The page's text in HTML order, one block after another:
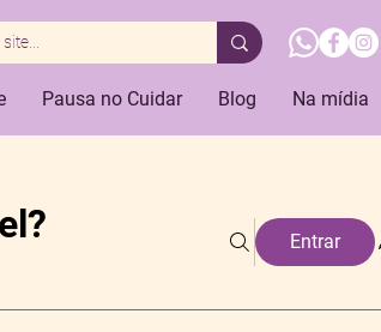
Pausa no Cuidar Blog Na mídia
Entrar